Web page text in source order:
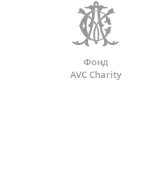
Фонд
AVC Charity